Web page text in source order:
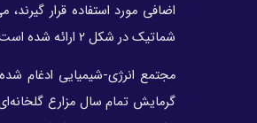
اضافی مورد استفاده قرار
شماتیک در شکل 2 ارائه شده است)‌.
مجتمع انرژی-شیمیایی ادغام
گرمایش تمام سال مزارع